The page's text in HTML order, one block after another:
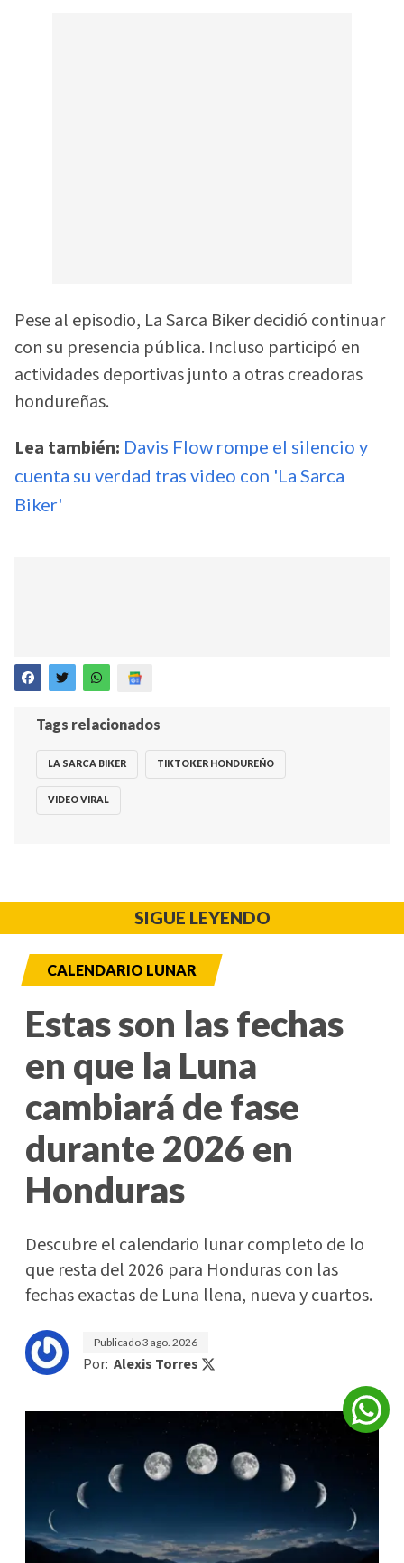
Pese al episodio, La Sarca Biker decidió continuar
con su presencia pública. Incluso participó en
actividades deportivas junto a otras creadoras
hondureñas.
Lea también: Davis Flow rompe el silencio y
cuenta su verdad tras video con 'La Sarca
Biker'
Tags relacionados
LA SARCA BIKER TIKTOKER HONDUREÑO
VIDEO VIRAL
SIGUE LEYENDO
CALENDARIO LUNAR
Estas son las fechas
en que la Luna
cambiará de fase
durante 2026 en
Honduras
Descubre el calendario lunar completo de lo
que resta del 2026 para Honduras con las
fechas exactas de Luna llena, nueva y cuartos.
Publicado3 ago. 2026
Por: Alexis Torres